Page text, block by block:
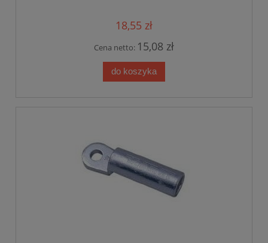
18,55 zł
Cena netto: 15,08 zł
do koszyka